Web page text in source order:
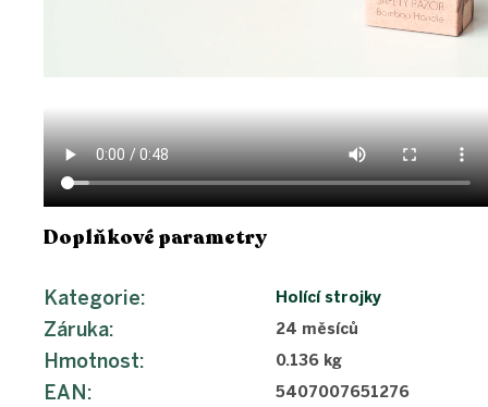
Doplňkové parametry
Kategorie: Holící strojky
Záruka: 24 měsíců
Hmotnost: 0.136 kg
EAN: 5407007651276